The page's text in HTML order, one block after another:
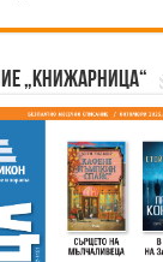
„Книжарница“